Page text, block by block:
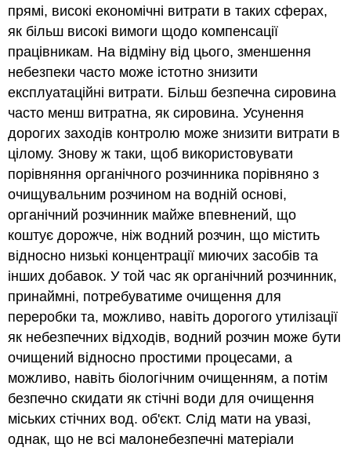
прямі, високі економічні витрати в таких сферах,
як більш високі вимоги щодо компенсації
працівникам. На відміну від цього, зменшення
небезпеки часто може істотно знизити
експлуатаційні витрати. Більш безпечна сировина
часто менш витратна, як сировина. Усунення
дорогих заходів контролю може знизити витрати в
цілому. Знову ж таки, щоб використовувати
порівняння органічного розчинника порівняно з
очищувальним розчином на водній основі,
органічний розчинник майже впевнений, що
коштує дорожче, ніж водний розчин, що містить
відносно низькі концентрації миючих засобів та
інших добавок. У той час як органічний розчинник,
принаймні, потребуватиме очищення для
переробки та, можливо, навіть дорогого утилізації
як небезпечних відходів, водний розчин може бути
очищений відносно простими процесами, а
можливо, навіть біологічним очищенням, а потім
безпечно скидати як стічні води для очищення
міських стічних вод. об'єкт. Слід мати на увазі,
однак, що не всі малонебезпечні матеріали